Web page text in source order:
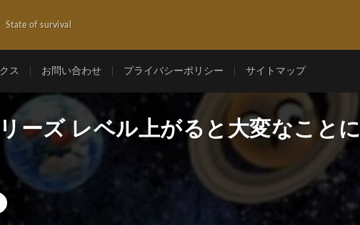
State of survival
ス お問い合わせ プライバシーポリシー サイトマップ
ーズ レベル上がると大変なことに